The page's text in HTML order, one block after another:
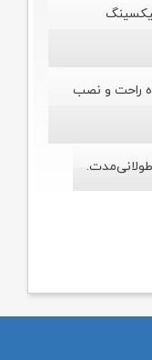
راحت و نصب
طولانی‌مدت.